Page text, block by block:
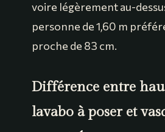
voire légèrement au-
personne de 1,60 m
proche de 83 cm.
Différence entre
lavabo à poser et